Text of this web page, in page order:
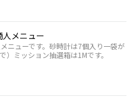
メニュー
ニューです。砂時計は7個入り一袋が
）ミッション抽選箱は1Mです。